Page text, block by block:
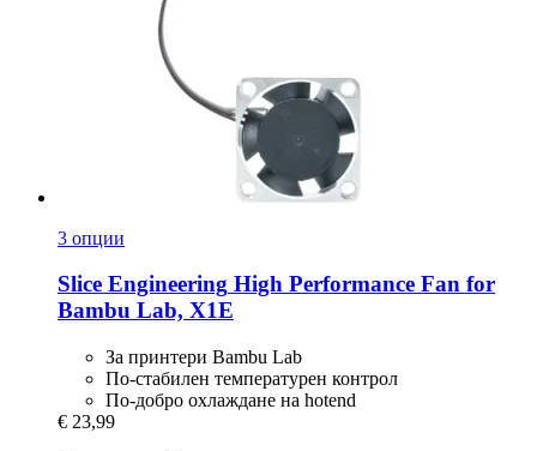
3 опции
Slice Engineering High Performance Fan for
Bambu Lab, X1E
За принтери Bambu Lab
По-стабилен температурен контрол
По-добро охлаждане на hotend
€ 23,99